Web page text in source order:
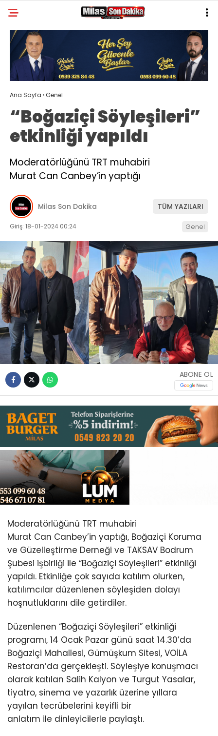
WhatsApp
İhbar Hattı
Facebook
Instagram
Youtube
31.4
GALERİ YAZARLAR
MILAS
MUĞLA’DAN
ASAYIŞ
GÜNDEM
EKONOMI
SPOR
VEFAT
GENEL
KÜNYE
Ana Sayfa ›Genel
“Boğaziçi Söyleşileri”
etkinliği yapıldı
Moderatörlüğünü TRT muhabiri
Murat Can Canbey’in yaptığı
Milas Son Dakika TÜM YAZILARI
Giriş: 18-01-2024 00:24 Genel
ABONE OL
Moderatörlüğünü TRT muhabiri
Murat Can Canbey’in yaptığı, Boğaziçi Koruma
ve Güzelleştirme Derneği ve TAKSAV Bodrum
Şubesi işbirliği ile “Boğaziçi Söyleşileri” etkinliği
yapıldı. Etkinliğe çok sayıda katılım olurken,
katılımcılar düzenlenen söyleşiden dolayı
hoşnutluklarını dile getirdiler.
Düzenlenen “Boğaziçi Söyleşileri” etkinliği
programı, 14 Ocak Pazar günü saat 14.30’da
Boğaziçi Mahallesi, Gümüşkum Sitesi, VOİLA
Restoran’da gerçekleşti. Söyleşiye konuşmacı
olarak katılan Salih Kalyon ve Turgut Yasalar,
tiyatro, sinema ve yazarlık üzerine yıllara
yayılan tecrübelerini keyifli bir
anlatım ile dinleyicilerle paylaştı.